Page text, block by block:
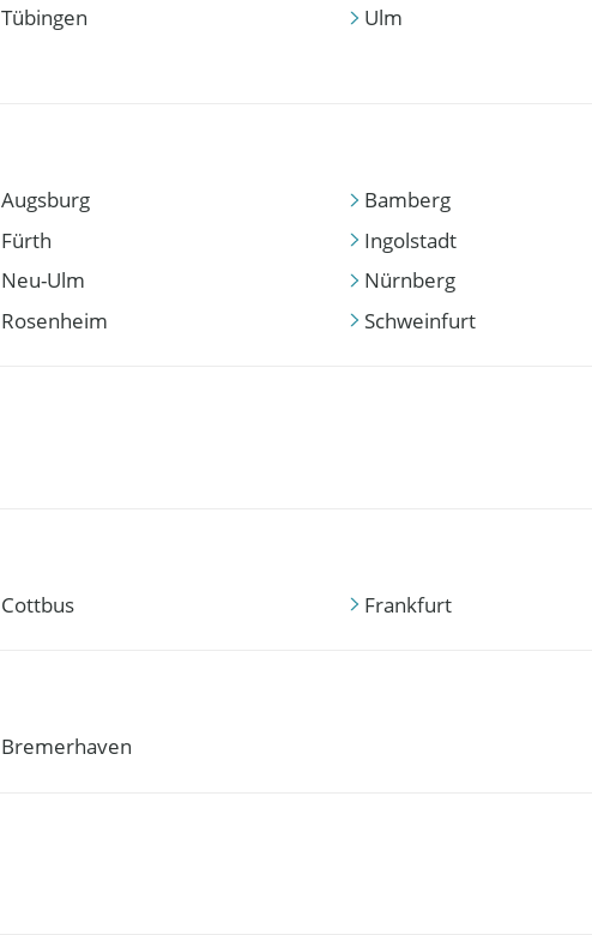
Tübingen Ulm
Augsburg Bamberg
Fürth Ingolstadt
Neu-Ulm Nürnberg
Rosenheim Schweinfurt
Cottbus Frankfurt
Bremerhaven